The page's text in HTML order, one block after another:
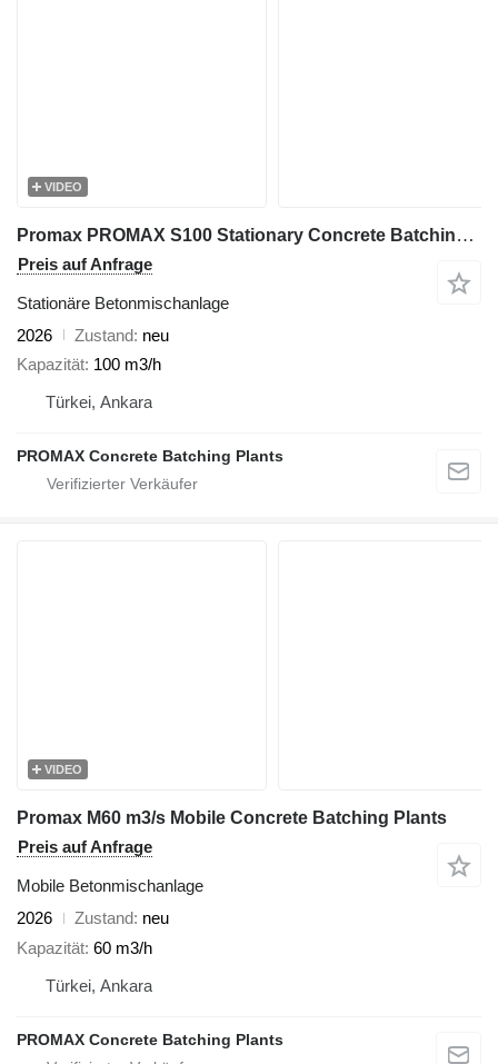
VIDEO
Promax PROMAX S100 Stationary Concrete Batching Plants
Preis auf Anfrage
Stationäre Betonmischanlage
2026
Zustand neu
Kapazität 100 m3/h
Türkei, Ankara
PROMAX Concrete Batching Plants
VIDEO
Promax M60 m3/s Mobile Concrete Batching Plants
Preis auf Anfrage
Mobile Betonmischanlage
2026
Zustand neu
Kapazität 60 m3/h
Türkei, Ankara
PROMAX Concrete Batching Plants